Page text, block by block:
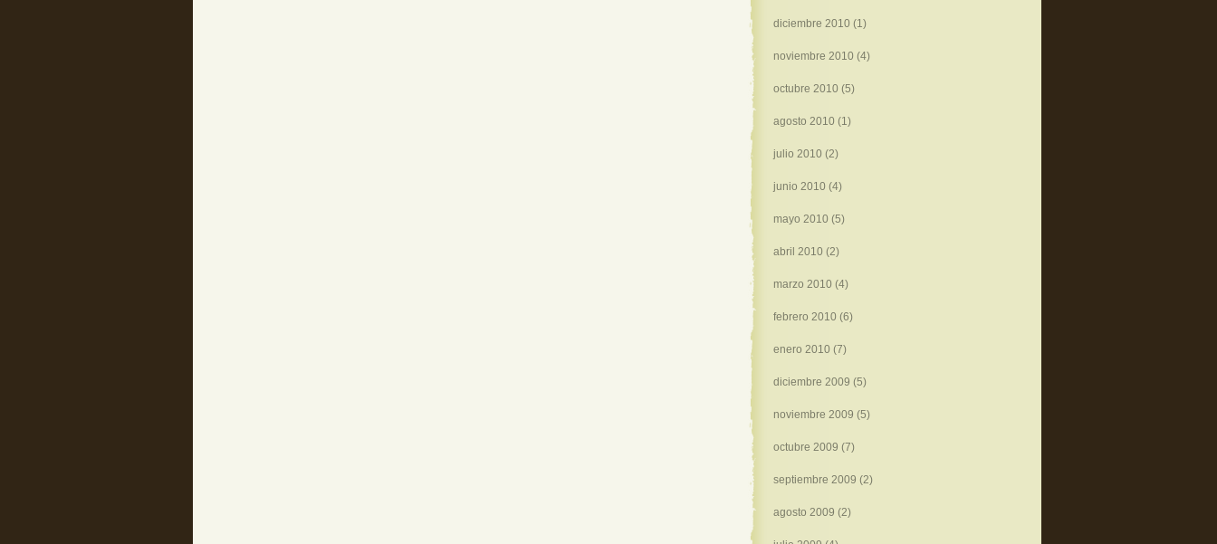
diciembre 2010 (1)
noviembre 2010 (4)
octubre 2010 (5)
agosto 2010 (1)
julio 2010 (2)
junio 2010 (4)
mayo 2010 (5)
abril 2010 (2)
marzo 2010 (4)
febrero 2010 (6)
enero 2010 (7)
diciembre 2009 (5)
noviembre 2009 (5)
octubre 2009 (7)
septiembre 2009 (2)
agosto 2009 (2)